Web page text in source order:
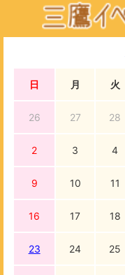
日 月 火
26 27 28
2 3 4
9 10 11
16 17 18
23 24 25